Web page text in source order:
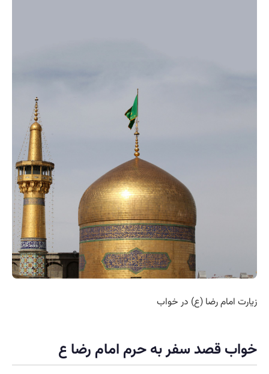
زیارت امام رضا (ع) در خواب
خواب قصد سفر به حرم امام رضا ع